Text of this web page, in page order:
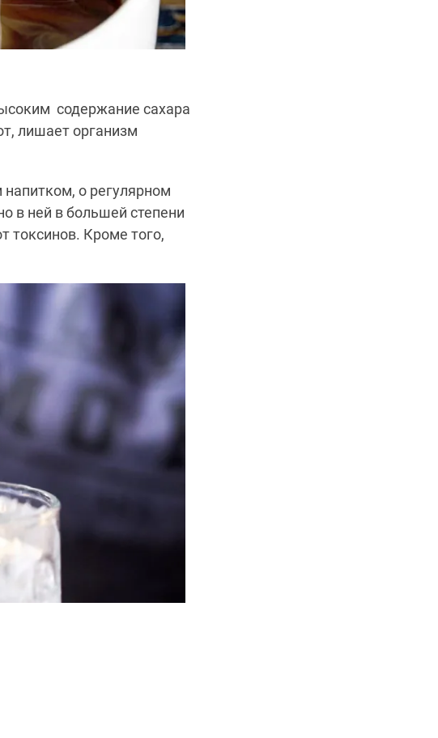
содержание сахара
лишает организм
о регулярном
в ней в большей степени
токсинов. Кроме того,